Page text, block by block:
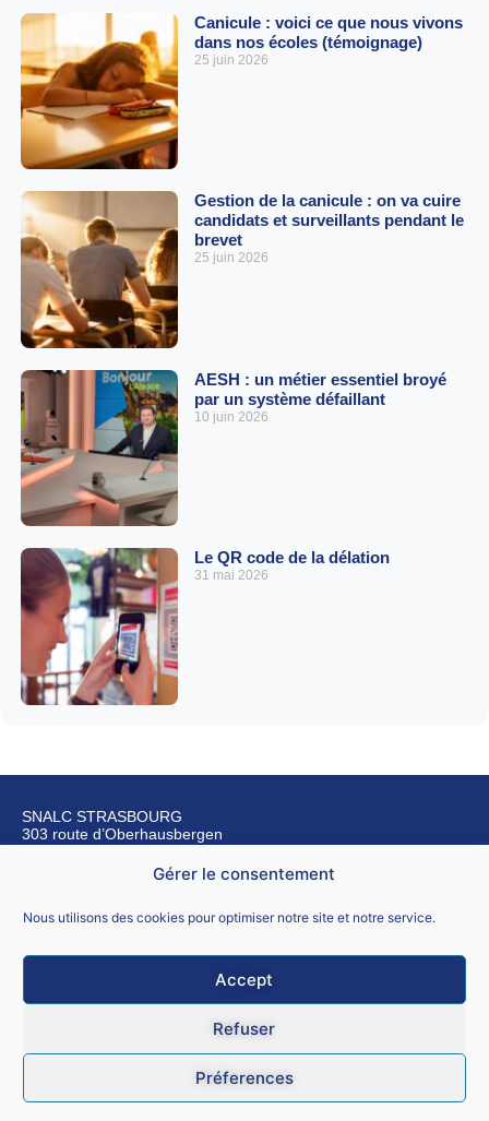
Gérer le consentement
Nous utilisons des cookies pour optimiser notre site et notre service.
Accept
Refuser
Préferences
Canicule : voici ce que nous vivons
dans nos écoles (témoignage)
25 juin 2026
Gestion de la canicule : on va cuire
candidats et surveillants pendant le
brevet
25 juin 2026
AESH : un métier essentiel broyé
par un système défaillant
10 juin 2026
Le QR code de la délation
31 mai 2026
SNALC STRASBOURG
303 route d’Oberhausbergen
67200 Strasbourg
CGU